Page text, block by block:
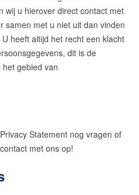
wij u hierover direct contact met
samen met u niet uit dan vinden
heeft altijd het recht een klacht
dit is de
gebied van
Statement nog vragen of
met ons op!